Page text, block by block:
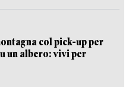
col pick-up per
un albero: vivi per